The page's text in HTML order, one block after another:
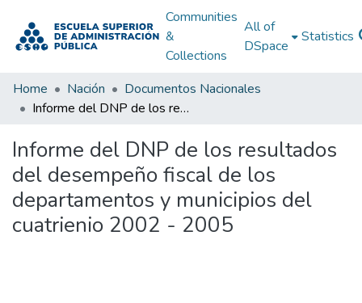
Communities
&
Collections
All of
DSpace
Statistics
Home Nación
Documentos Nacionales
Informe del DNP de los resultados del desempeño fiscal de los departamentos y municipios del cuatrienio 2002 - 2005
Informe del DNP de los resultados
del desempeño fiscal de los
departamentos y municipios del
cuatrienio 2002 - 2005